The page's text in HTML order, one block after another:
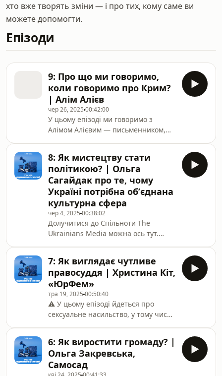
хто вже творять зміни — і про тих, кому саме ви
можете допомогти.
Епізоди
9: Про що ми говоримо,
коли говоримо про Крим?
| Алім Алієв
чер 26, 2025 00:42:00
У цьому епізоді ми говоримо з
Алімом Алієвим — письменником,
дитинство в умовах пострадянського
Криму, про те, як бути “понаїхавшим
до себе на батьківщину”, про “хати з
руберойду” як просторову памʼять
спротиву, про радянську зачистку
ідентичностей і про колоніальні
наративи, які досі тліють в українськ
8: Як мистецтву стати
політикою? | Ольга
Сагайдак про те, чому
Україні потрібна обʼєднана
культурна сфера
чер 4, 2025 00:38:02
Долучитися до Спільноти The
Ukrainians Media можна ось тут.
Сагайдак була успішною
підприємницею в артбізнесі:
працювала з аукціонами, відкривала
галереї, формувала ринок
українського мистецтва і щиро
вірила, що культура — це не лише
цінність, а й інвестиція. Але після
Революції гідності і
7: Як виглядає чутливе
правосуддя | Христина Кіт,
«ЮрФем»
тра 19, 2025 00:50:40
⚠️ У цьому епізоді йдеться про
сексуальне насильство, у тому числі
знецінення та брак довіри до
правосуддя. Слухайте, будь ласка, з
увагою до власного емоційного
6: Як виростити громаду? |
Ольга Закревська,
Самосад